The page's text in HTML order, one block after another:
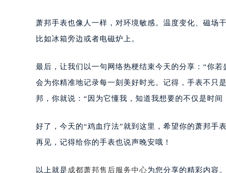
萧邦手表也像人一样，对环境敏感。温度变化、磁场
比如冰箱旁边或者电磁炉上。
最后，让我们以一句网络热梗结束今天的分享：“你
会为你精准地记录每一刻美好时光。记得，手表不只
邦，你就说：“因为它懂我，知道我想要的不仅是时间
好了，今天的“鸡血疗法”就到这里，希望你的萧邦手
再见，记得给你的手表也说声晚安哦！
以上就是 成都萧邦售后服务中心为您分享的精彩内容